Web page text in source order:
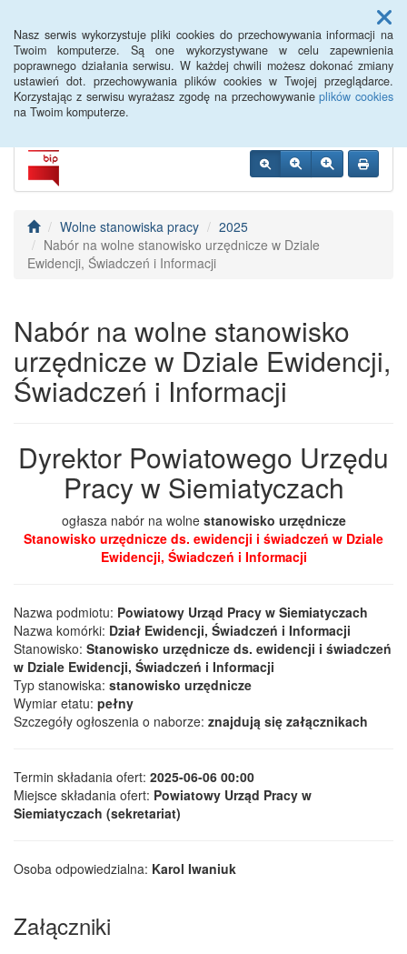
Nasz serwis wykorzystuje pliki cookies do przechowywania informacji na
Twoim komputerze. Są one wykorzystywane w celu zapewnienia
poprawnego działania serwisu. W każdej chwili możesz dokonać zmiany
ustawień dot. przechowywania plików cookies w Twojej przeglądarce.
Korzystając z serwisu wyrażasz zgodę na przechowywanieplików cookies
na Twoim komputerze.
Menu
Siemiatycze PUP
Wolne stanowiska pracy
2025
Nabór na wolne stanowisko urzędnicze w Dziale
Ewidencji, Świadczeń i Informacji
Nabór na wolne stanowisko
urzędnicze w Dziale Ewidencji,
Świadczeń i Informacji
Dyrektor Powiatowego Urzędu
Pracy w Siemiatyczach
ogłasza nabór na wolne stanowisko urzędnicze
Stanowisko urzędnicze ds. ewidencji i świadczeń w Dziale
Ewidencji, Świadczeń i Informacji
Nazwa podmiotu: Powiatowy Urząd Pracy w Siemiatyczach
Nazwa komórki: Dział Ewidencji, Świadczeń i Informacji
Stanowisko: Stanowisko urzędnicze ds. ewidencji i świadczeń
w Dziale Ewidencji, Świadczeń i Informacji
Typ stanowiska: stanowisko urzędnicze
Wymiar etatu: pełny
Szczegóły ogłoszenia o naborze: znajdują się załącznikach
Termin składania ofert: 2025-06-06 00:00
Miejsce składania ofert: Powiatowy Urząd Pracy w
Siemiatyczach (sekretariat)
Osoba odpowiedzialna: Karol Iwaniuk
Załączniki